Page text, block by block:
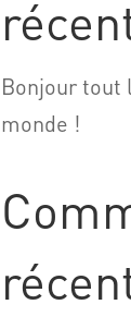
Bonjour tout
monde !